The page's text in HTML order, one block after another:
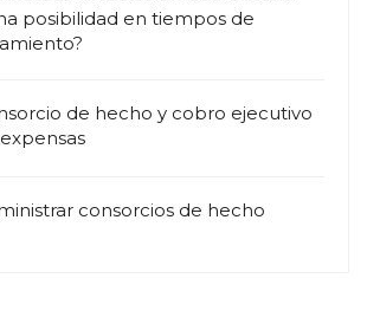
posibilidad en tiempos de
de hecho y cobro ejecutivo
consorcios de hecho